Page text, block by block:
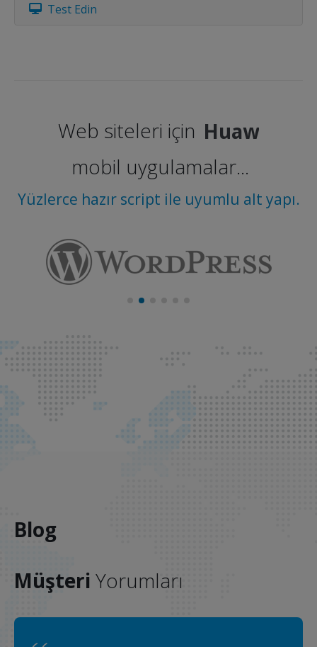
Test Edin
Web siteleri için
Huawei
mobil uygulamalar...
Yüzlerce hazır script ile uyumlu alt yapı.
Blog
Müşteri Yorumları